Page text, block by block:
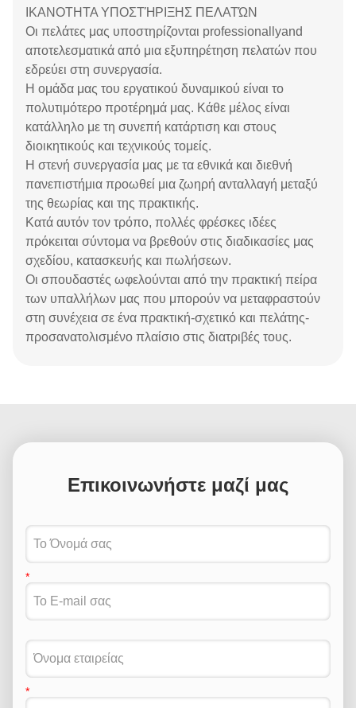
ΙΚΑΝΟΤΗΤΑ ΥΠΟΣΤΉΡΙΞΗΣ ΠΕΛΑΤΏΝ
Οι πελάτες μας υποστηρίζονται professionallyand
αποτελεσματικά από μια εξυπηρέτηση πελατών που
εδρεύει στη συνεργασία.
Η ομάδα μας του εργατικού δυναμικού είναι το
πολυτιμότερο προτέρημά μας. Κάθε μέλος είναι
κατάλληλο με τη συνεπή κατάρτιση και στους
διοικητικούς και τεχνικούς τομείς.
Η στενή συνεργασία μας με τα εθνικά και διεθνή
πανεπιστήμια προωθεί μια ζωηρή ανταλλαγή μεταξύ
της θεωρίας και της πρακτικής.
Κατά αυτόν τον τρόπο, πολλές φρέσκες ιδέες
πρόκειται σύντομα να βρεθούν στις διαδικασίες μας
σχεδίου, κατασκευής και πωλήσεων.
Οι σπουδαστές ωφελούνται από την πρακτική πείρα
των υπαλλήλων μας που μπορούν να μεταφραστούν
στη συνέχεια σε ένα πρακτική-σχετικό και πελάτης-
προσανατολισμένο πλαίσιο στις διατριβές τους.
Επικοινωνήστε μαζί μας